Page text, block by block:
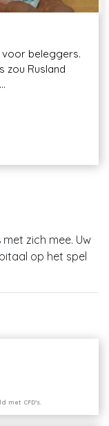
voor beleggers.
zou Rusland
met zich mee. Uw
op het spel
CFD’s.